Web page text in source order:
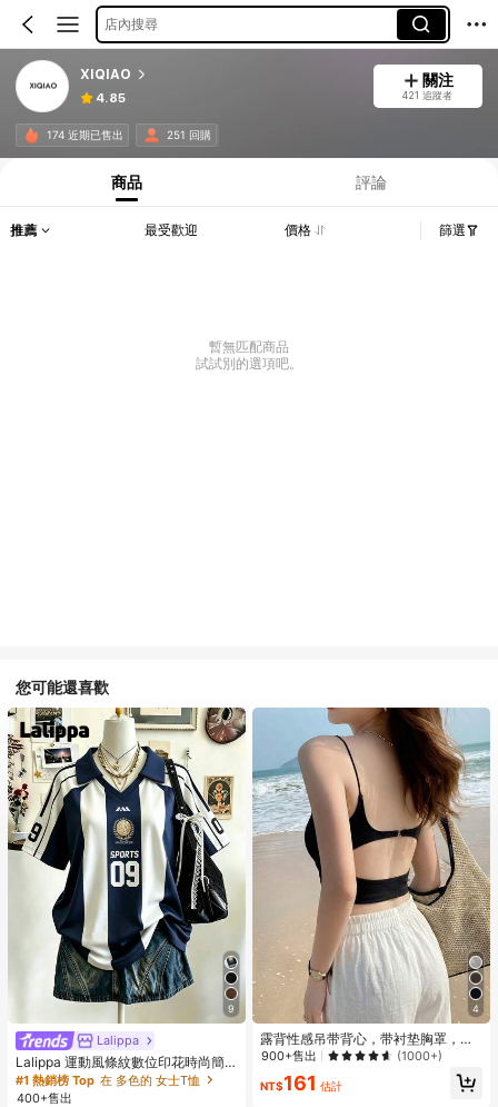
店內搜尋
XIQIAO
4.85
關注
421 追蹤者
174 近期已售出 251 回購
商品 評論
推薦 最受歡迎 價格 篩選
暫無匹配商品
試試別的選項吧。
您可能還喜歡
9
Lalippa
Lalippa 運動風條紋數位印花時尚簡
約女款翻領V領落肩短袖T恤，送友禮
物
#1 熱銷榜 Top 在 多色的 女士T恤
400+售出
4
露背性感吊带背心，带衬垫胸罩，无
袖设计，夏季休闲黑色款
900+售出 (1000+)
NT$161 估計